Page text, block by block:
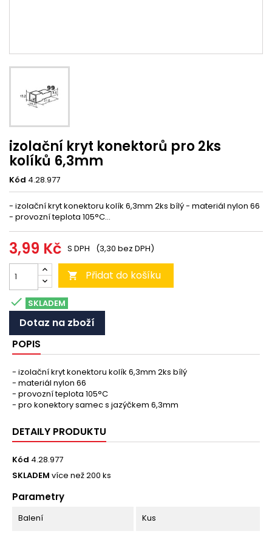
izolační kryt konektorů pro 2ks
kolíků 6,3mm
Kód 4.28.977
- izolační kryt konektoru kolík 6,3mm 2ks bílý - materiál nylon 66
- provozní teplota 105°C...
3,99 Kč S DPH (3,30 bez DPH)
 Přidat do košíku
 SKLADEM
Dotaz na zboží
POPIS
- izolační kryt konektoru kolík 6,3mm 2ks bílý
- materiál nylon 66
- provozní teplota 105°C
- pro konektory samec s jazýčkem 6,3mm
DETAILY PRODUKTU
Kód 4.28.977
SKLADEM více než 200 ks
Parametry
Balení Kus